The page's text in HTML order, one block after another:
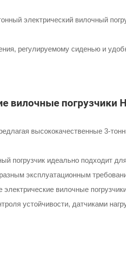
электрический вилочный
регулируемому сиденью и
вилочные погрузчики
высококачественные 3-
погрузчик идеально подходит
эксплуатационным
вилочные
устойчивости, датчиками